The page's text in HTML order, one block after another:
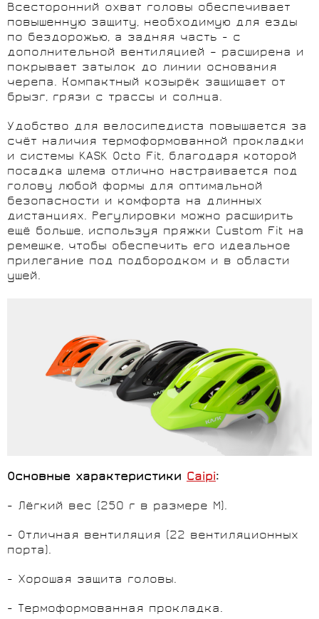
Всесторонний охват головы обеспечивает
повышенную защиту, необходимую для езды
по бездорожью, а задняя часть - с
дополнительной вентиляцией – расширена и
покрывает затылок до линии основания
черепа. Компактный козырёк защищает от
брызг, грязи с трассы и солнца.
Удобство для велосипедиста повышается за
счёт наличия термоформованной прокладки
и системы KASK Octo Fit, благодаря которой
посадка шлема отлично настраивается под
голову любой формы для оптимальной
безопасности и комфорта на длинных
дистанциях. Регулировки можно расширить
ещё больше, используя пряжки Custom Fit на
ремешке, чтобы обеспечить его идеальное
прилегание под подбородком и в области
ушей.
Основные характеристики Caipi:
- Лёгкий вес (250 г в размере M).
- Отличная вентиляция (22 вентиляционных
порта).
- Хорошая защита головы.
- Термоформованная прокладка.